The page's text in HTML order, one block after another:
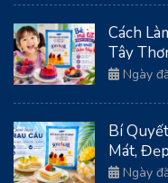
Cách
Tây
TítNgày
Bí
Mát,
Soviagar
Ngày